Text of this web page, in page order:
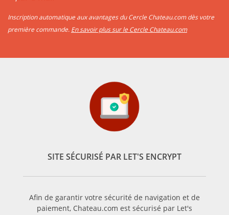
Inscription automatique aux avantages du Cercle Chateau.com dès votre
première commande. En savoir plus sur le Cercle Chateau.com
SITE SÉCURISÉ PAR LET'S ENCRYPT
Afin de garantir votre sécurité de navigation et de
paiement, Chateau.com est sécurisé par Let's